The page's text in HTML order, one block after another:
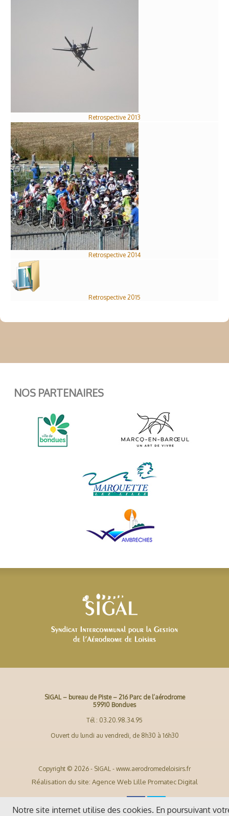
Retrospective 2013
Retrospective 2014
Retrospective 2015
NOS PARTENAIRES
SIGAL – bureau de Piste – 216 Parc de l’aérodrome
59910 Bondues
Tél : 03.20.98.34.95
Ouvert du lundi au vendredi, de 8h30 à 16h30
Copyright © 2026 - SIGAL - www.aerodromedeloisirs.fr
Réalisation du site: Agence Web Lille Promatec Digital
Notre site internet utilise des cookies. En poursuivant